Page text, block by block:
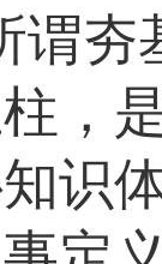
谓
，
识